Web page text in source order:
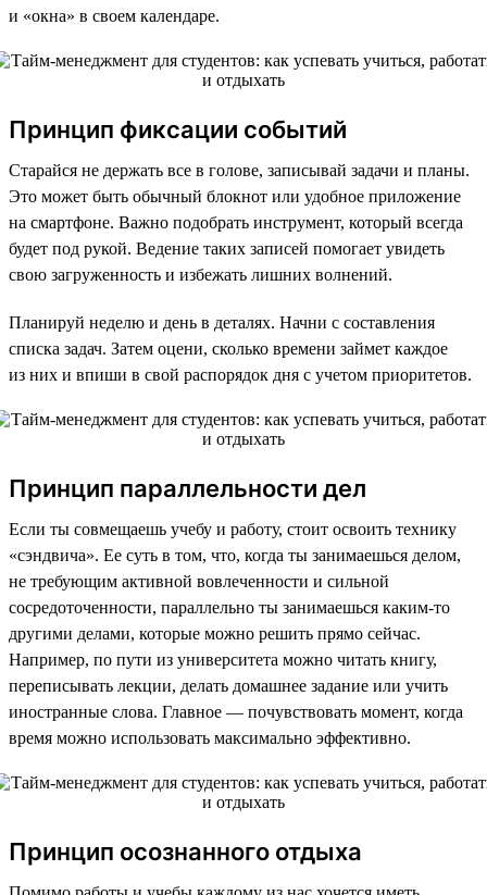
и «окна» в своем календаре.
Принцип фиксации событий
Старайся не держать все в голове, записывай задачи и планы.
Это может быть обычный блокнот или удобное приложение
на смартфоне. Важно подобрать инструмент, который всегда
будет под рукой. Ведение таких записей помогает увидеть
свою загруженность и избежать лишних волнений.
Планируй неделю и день в деталях. Начни с составления
списка задач. Затем оцени, сколько времени займет каждое
из них и впиши в свой распорядок дня с учетом приоритетов.
Принцип параллельности дел
Если ты совмещаешь учебу и работу, стоит освоить технику
«сэндвича». Ее суть в том, что, когда ты занимаешься делом,
не требующим активной вовлеченности и сильной
сосредоточенности, параллельно ты занимаешься каким-то
другими делами, которые можно решить прямо сейчас.
Например, по пути из университета можно читать книгу,
переписывать лекции, делать домашнее задание или учить
иностранные слова. Главное — почувствовать момент, когда
время можно использовать максимально эффективно.
Принцип осознанного отдыха